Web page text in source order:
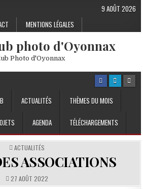
MENTIONS LÉGALES
9 AOÛT 2026
photo d'Oyonnax
Photo d'Oyonnax
ACTUALITÉS THÈMES DU MOIS
AGENDA TÉLÉCHARGEMENTS
POSTED IN
ACTUALITÉS
ASSOCIATIONS
PUBLISHED DATE:
27 AOÛT 2022